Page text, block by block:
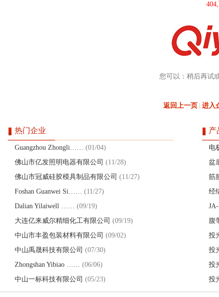
您可以：稍后再试
返回上一页 进入
热门企业
Guangzhou Zhongli…… (01/04)
佛山市亿发照明电器有限公司 (11/28)
佛山市冠威硅胶模具制品有限公司 (11/27)
Foshan Guanwei Si…… (11/27)
Dalian Yilaiwell …… (09/19)
大连亿来威尔精细化工有限公司 (09/19)
中山市丰盈包装材料有限公司 (09/02)
中山禹晟科技有限公司 (07/30)
Zhongshan Yibiao …… (06/06)
中山一标科技有限公司 (05/23)
产
电
盆
筋
经
腹
投
投
投
投